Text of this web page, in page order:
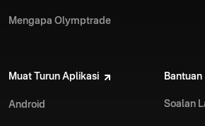
Mengapa Olymptrade
Muat Turun Aplikasi
Android
Bantuan
Soalan